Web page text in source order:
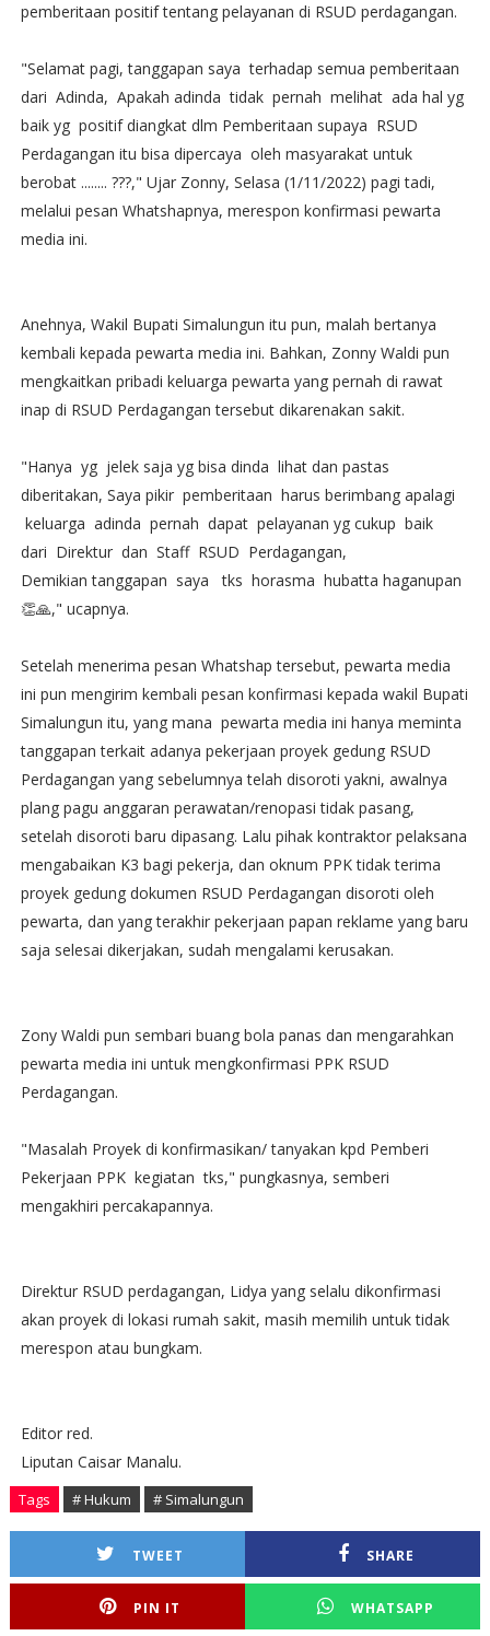
pemberitaan positif tentang pelayanan di RSUD perdagangan.
"Selamat pagi, tanggapan saya terhadap semua pemberitaan
dari Adinda, Apakah adinda tidak pernah melihat ada hal yg
baik yg positif diangkat dlm Pemberitaan supaya RSUD
Perdagangan itu bisa dipercaya oleh masyarakat untuk
berobat ........ ???," Ujar Zonny, Selasa (1/11/2022) pagi tadi,
melalui pesan Whatshapnya, merespon konfirmasi pewarta
media ini.
Anehnya, Wakil Bupati Simalungun itu pun, malah bertanya
kembali kepada pewarta media ini. Bahkan, Zonny Waldi pun
mengkaitkan pribadi keluarga pewarta yang pernah di rawat
inap di RSUD Perdagangan tersebut dikarenakan sakit.
"Hanya yg jelek saja yg bisa dinda lihat dan pastas
diberitakan, Saya pikir pemberitaan harus berimbang apalagi
keluarga adinda pernah dapat pelayanan yg cukup baik
dari Direktur dan Staff RSUD Perdagangan,
Demikian tanggapan saya tks horasma hubatta haganupan
👏🙏," ucapnya.
Setelah menerima pesan Whatshap tersebut, pewarta media
ini pun mengirim kembali pesan konfirmasi kepada wakil Bupati
Simalungun itu, yang mana pewarta media ini hanya meminta
tanggapan terkait adanya pekerjaan proyek gedung RSUD
Perdagangan yang sebelumnya telah disoroti yakni, awalnya
plang pagu anggaran perawatan/renopasi tidak pasang,
setelah disoroti baru dipasang. Lalu pihak kontraktor pelaksana
mengabaikan K3 bagi pekerja, dan oknum PPK tidak terima
proyek gedung dokumen RSUD Perdagangan disoroti oleh
pewarta, dan yang terakhir pekerjaan papan reklame yang baru
saja selesai dikerjakan, sudah mengalami kerusakan.
Zony Waldi pun sembari buang bola panas dan mengarahkan
pewarta media ini untuk mengkonfirmasi PPK RSUD
Perdagangan.
"Masalah Proyek di konfirmasikan/ tanyakan kpd Pemberi
Pekerjaan PPK kegiatan tks," pungkasnya, semberi
mengakhiri percakapannya.
Direktur RSUD perdagangan, Lidya yang selalu dikonfirmasi
akan proyek di lokasi rumah sakit, masih memilih untuk tidak
merespon atau bungkam.
Editor red.
Liputan Caisar Manalu.
Tags # Hukum # Simalungun
TWEET SHARE
PIN IT WHATSAPP